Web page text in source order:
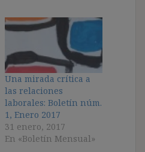
Una mirada crítica a
las relaciones
laborales: Boletín núm.
1, Enero 2017
31 enero, 2017
En «Boletín Mensual»